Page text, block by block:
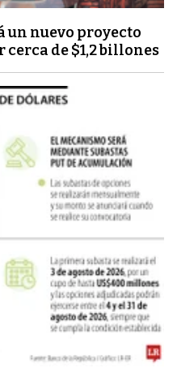
nuevo proyecto
de $1,2 billones